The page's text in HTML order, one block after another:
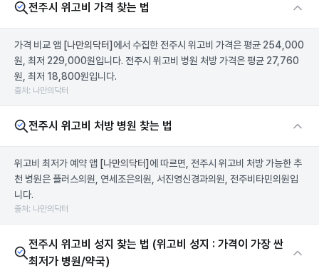
전주시 위고비 가격 찾는 법
가격 비교 앱 [나만의닥터] 에서 수집한 전주시 위고비 가격은 평균 254,000
원, 최저 229,000원입니다. 전주시 위고비 병원 처방 가격은 평균 27,760
원, 최저 18,800원입니다.
출처: 나만의닥터
전주시 위고비 처방 병원 찾는 법
위고비 최저가 예약 앱 [나만의닥터] 에 따르면, 전주시 위고비 처방 가능한 추
천 병원은 플러스의원, 연세조은의원, 서진영신경과의원, 전주비타민의원입
니다.
출처: 나만의닥터
전주시 위고비 성지 찾는 법 (위고비 성지 : 가격이 가장 싼
최저가 병원/약국)